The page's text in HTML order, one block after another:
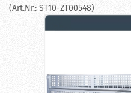
(Art.Nr.: ST10-ZT00548)